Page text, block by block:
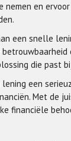
nemen en
een snelle
die past
een
Met de
financiële